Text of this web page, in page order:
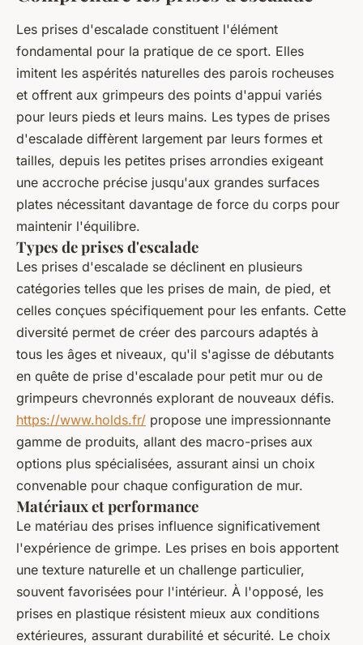
Les prises d'escalade constituent l'élément
fondamental pour la pratique de ce sport. Elles
imitent les aspérités naturelles des parois rocheuses
et offrent aux grimpeurs des points d'appui variés
pour leurs pieds et leurs mains. Les types de prises
d'escalade diffèrent largement par leurs formes et
tailles, depuis les petites prises arrondies exigeant
une accroche précise jusqu'aux grandes surfaces
plates nécessitant davantage de force du corps pour
maintenir l'équilibre.
Types de prises d'escalade
Les prises d'escalade se déclinent en plusieurs
catégories telles que les prises de main, de pied, et
celles conçues spécifiquement pour les enfants. Cette
diversité permet de créer des parcours adaptés à
tous les âges et niveaux, qu'il s'agisse de débutants
en quête de prise d'escalade pour petit mur ou de
grimpeurs chevronnés explorant de nouveaux défis.
https://www.holds.fr/ propose une impressionnante
gamme de produits, allant des macro-prises aux
options plus spécialisées, assurant ainsi un choix
convenable pour chaque configuration de mur.
Matériaux et performance
Le matériau des prises influence significativement
l'expérience de grimpe. Les prises en bois apportent
une texture naturelle et un challenge particulier,
souvent favorisées pour l'intérieur. À l'opposé, les
prises en plastique résistent mieux aux conditions
extérieures, assurant durabilité et sécurité. Le choix